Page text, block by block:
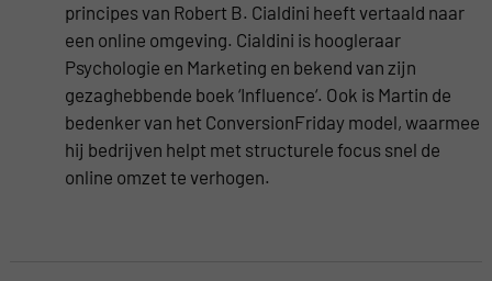
principes van Robert B. Cialdini heeft vertaald naar
een online omgeving. Cialdini is hoogleraar
Psychologie en Marketing en bekend van zijn
gezaghebbende boek ‘Influence‘. Ook is Martin de
bedenker van het ConversionFriday model, waarmee
hij bedrijven helpt met structurele focus snel de
online omzet te verhogen.